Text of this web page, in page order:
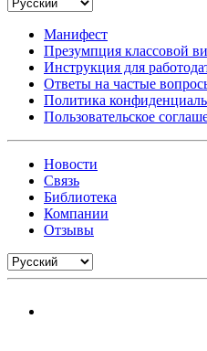
Манифест
Презумпция классовой
Инструкция для
Ответы на частые
Политика
Пользовательское
Новости
Связь
Библиотека
Компании
Отзывы